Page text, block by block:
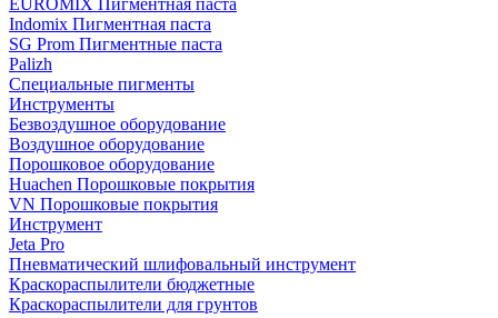
EUROMIX Пигментная паста
Indomix Пигментная паста
SG Prom Пигментные паста
Palizh
Специальные пигменты
Инструменты
Безвоздушное оборудование
Воздушное оборудование
Порошковое оборудование
Huachen Порошковые покрытия
VN Порошковые покрытия
Инструмент
Jeta Pro
Пневматический шлифовальный инструмент
Краскораспылители бюджетные
Краскораспылители для грунтов